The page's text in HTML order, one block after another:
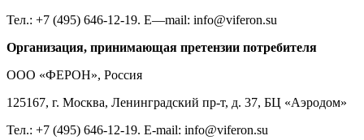
Тел.: +7 (495) 646-12-19. E—mail: info@viferon.su
Организация, принимающая претензии потребителя
ООО «ФЕРОН», Россия
125167, г. Москва, Ленинградский пр-т, д. 37, БЦ «Аэродом»
Тел.: +7 (495) 646-12-19. E-mail: info@viferon.su